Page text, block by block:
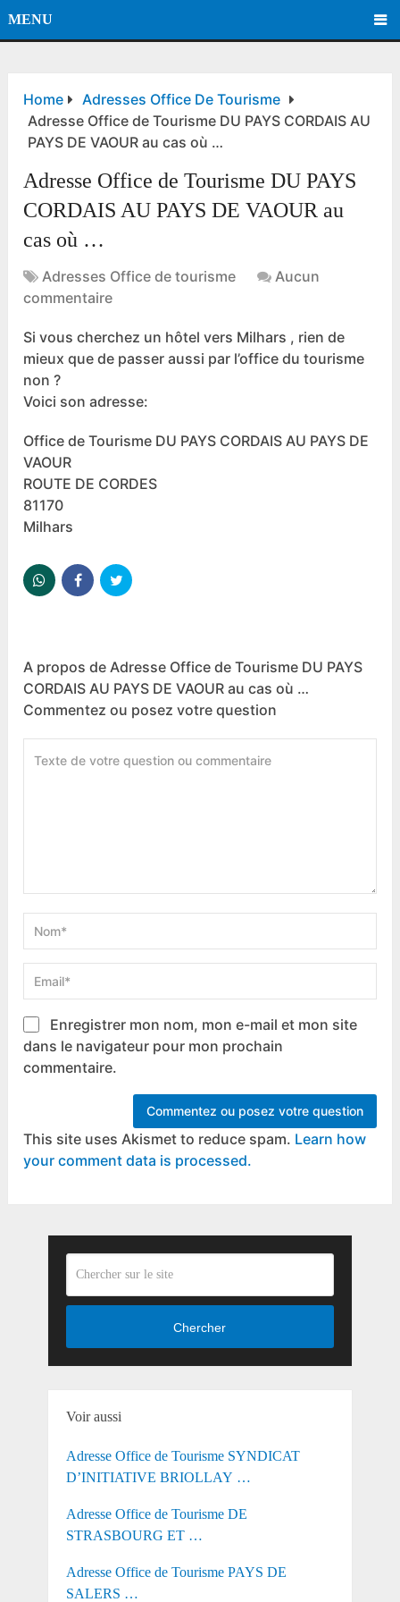
MENU
Home
Adresses Office De Tourisme
Adresse Office de Tourisme DU PAYS CORDAIS AU
PAYS DE VAOUR au cas où …
Adresse Office de Tourisme DU PAYS
CORDAIS AU PAYS DE VAOUR au
cas où …
Adresses Office de tourisme
Aucun
commentaire
Si vous cherchez un hôtel vers Milhars , rien de
mieux que de passer aussi par l’office du tourisme
non ?
Voici son adresse:
Office de Tourisme DU PAYS CORDAIS AU PAYS DE
VAOUR
ROUTE DE CORDES
81170
Milhars
A propos de Adresse Office de Tourisme DU PAYS
CORDAIS AU PAYS DE VAOUR au cas où …
Commentez ou posez votre question
Enregistrer mon nom, mon e-mail et mon site
dans le navigateur pour mon prochain
commentaire.
This site uses Akismet to reduce spam. Learn how
your comment data is processed.
Chercher
Voir aussi
Adresse Office de Tourisme SYNDICAT
D’INITIATIVE BRIOLLAY …
Adresse Office de Tourisme DE
STRASBOURG ET …
Adresse Office de Tourisme PAYS DE
SALERS …